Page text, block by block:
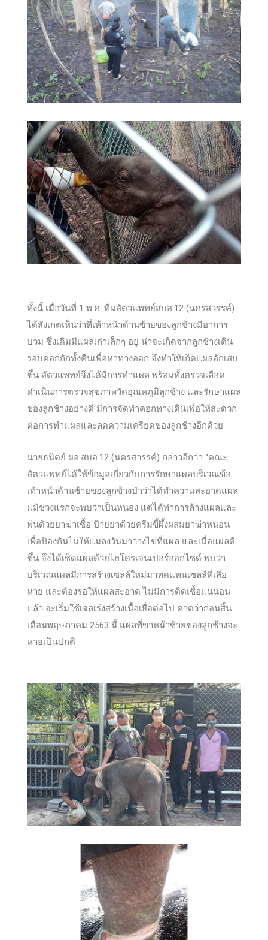
ทั้งนี้ เมื่อวันที่ 1 พ.ค. ทีมสัตวแพทย์สบอ.12 (นครสวรรค์)
ได้สังเกตเห็นว่าที่เท้าหน้าด้านซ้ายของลูกช้างมีอาการ
บวม ซึ่งเดิมมีแผลเก่าเล็กๆ อยู่ น่าจะเกิดจากลูกช้างเดิน
รอบคอกกักทั้งคืนเพื่อหาทางออก จึงทำให้เกิดแผลอักเสบ
ขึ้น สัตวแพทย์จึงได้มีการทำแผล พร้อมทั้งตรวจเลือด
ดำเนินการตรวจสุขภาพวัดอุณหภูมิลูกช้าง และรักษาแผล
ของลูกช้างอย่างดี มีการจัดทำคอกทางเดินเพื่อให้สะดวก
ต่อการทำแผลและลดความเครียดของลูกช้างอีกด้วย
นายธนิตย์ ผอ.สบอ.12 (นครสวรรค์) กล่าวอีกว่า “คณะ
สัตวแพทย์ได้ให้ข้อมูลเกี่ยวกับการรักษาแผลบริเวณข้อ
เท้าหน้าด้านซ้ายของลูกช้างป่าว่าได้ทำความสะอาดแผล
แม้ช่วงแรกจะพบว่าเป็นหนอง แต่ได้ทำการล้างแผลและ
พ่นด้วยยาฆ่าเชื้อ ป้ายยาด้วยครีมขี้ผึ้งผสมยาฆ่าหนอน
เพื่อป้องกันไม่ให้แมลงวันมาวางไข่ที่แผล และเมื่อแผลดี
ขึ้น จึงได้เช็ดแผลด้วยไฮโดรเจนเปอร์ออกไซด์ พบว่า
บริเวณแผลมีการสร้างเซลล์ใหม่มาทดแทนเซลล์ที่เสีย
หาย และต้องรอให้แผลสะอาด ไม่มีการติดเชื้อแน่นอน
แล้ว จะเริ่มใช้เจลเร่งสร้างเนื้อเยื่อต่อไป คาดว่าก่อนสิ้น
เดือนพฤษภาคม 2563 นี้ แผลที่ขาหน้าซ้ายของลูกช้างจะ
หายเป็นปกติ